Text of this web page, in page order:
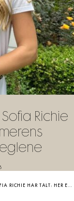
Richie
ER SOMMERENS ULTIMATIVE FARVE TIL NEGLENE